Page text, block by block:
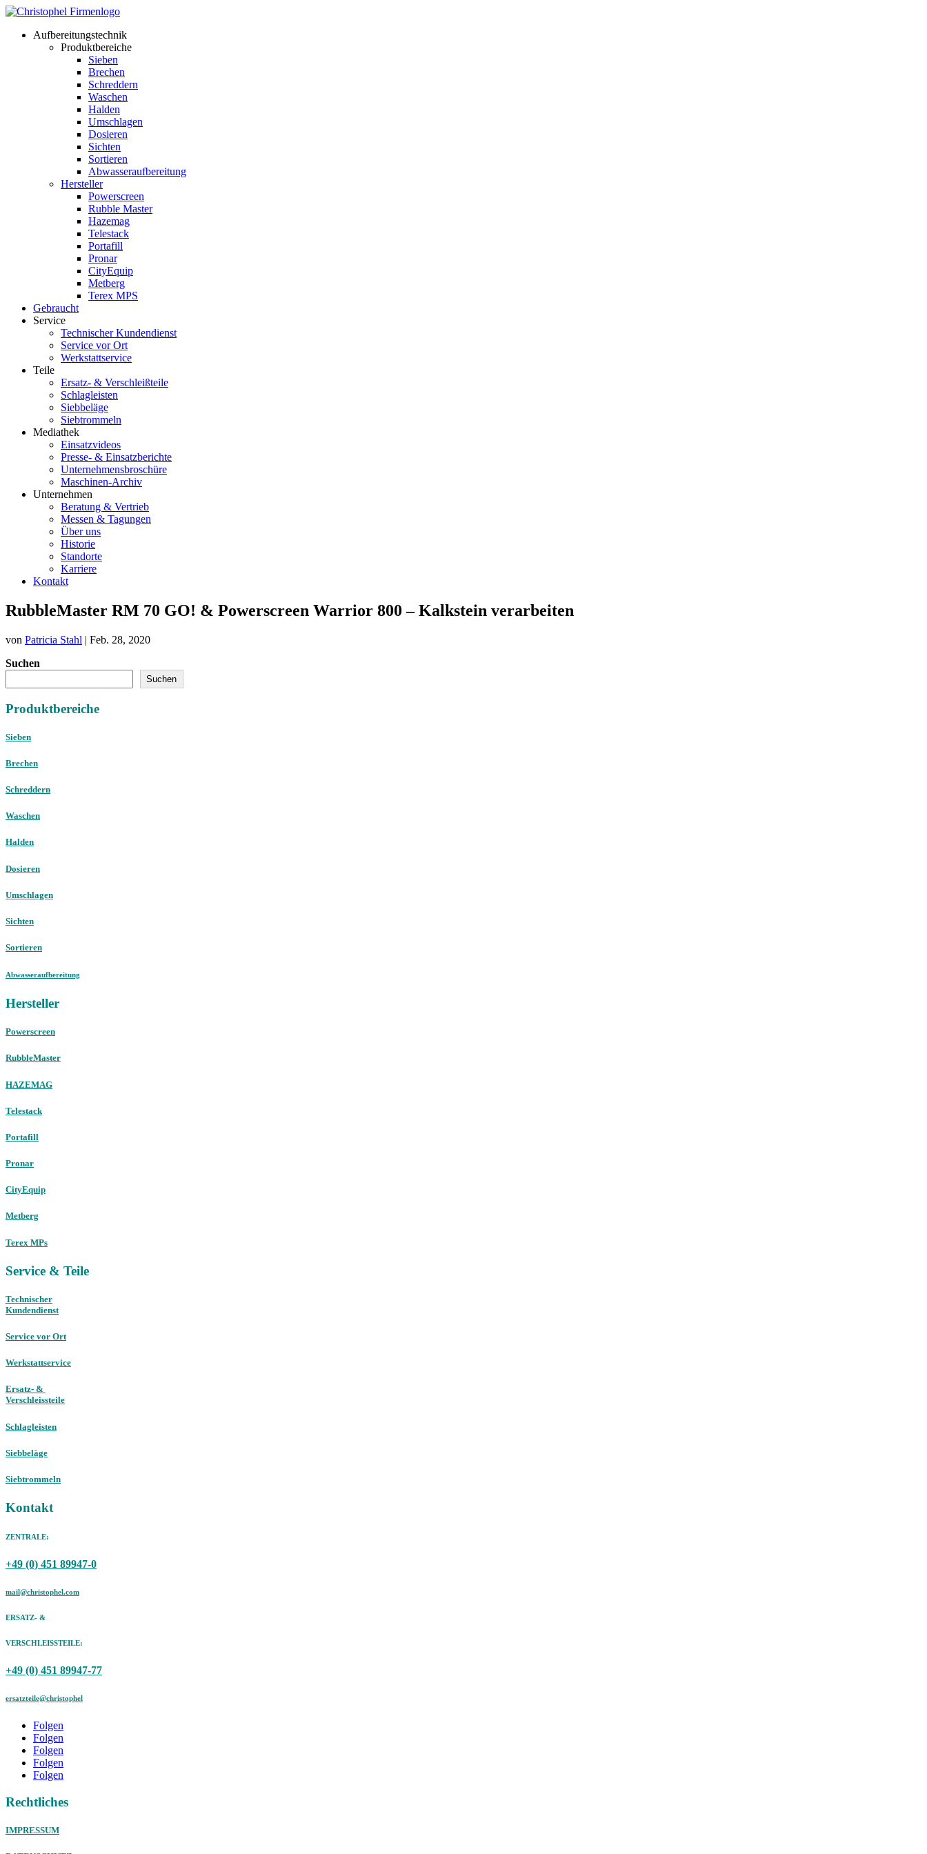
Aufbereitungstechnik
Produktbereiche
Sieben
Brechen
Schreddern
Waschen
Halden
Umschlagen
Dosieren
Sichten
Sortieren
Abwasseraufbereitung
Hersteller
Powerscreen
Rubble Master
Hazemag
Telestack
Portafill
Pronar
CityEquip
Metberg
Terex MPS
Gebraucht
Service
Technischer Kundendienst
Service vor Ort
Werkstattservice
Teile
Ersatz- & Verschleißteile
Schlagleisten
Siebbeläge
Siebtrommeln
Mediathek
Einsatzvideos
Presse- & Einsatzberichte
Unternehmensbroschüre
Maschinen-Archiv
Unternehmen
Beratung & Vertrieb
Messen & Tagungen
Über uns
Historie
Standorte
Karriere
Kontakt
RubbleMaster RM 70 GO! & Powerscreen Warrior 800 – Kalkstein verarbeiten
von Patricia Stahl | Feb. 28, 2020
Suchen
Suchen
Produktbereiche
Sieben
Brechen
Schreddern
Waschen
Halden
Dosieren
Umschlagen
Sichten
Sortieren
Abwasseraufbereitung
Hersteller
Powerscreen
RubbleMaster
HAZEMAG
Telestack
Portafill
Pronar
CityEquip
Metberg
Terex MPs
Service & Teile
Technischer
Kundendienst
Service vor Ort
Werkstattservice
Ersatz- &
Verschleissteile
Schlagleisten
Siebbeläge
Siebtrommeln
Kontakt
ZENTRALE:
+49 (0) 451 89947-0
mail@christophel.com
ERSATZ- &
VERSCHLEISSTEILE:
+49 (0) 451 89947-77
ersatzteile@christophel
Folgen
Folgen
Folgen
Folgen
Folgen
Rechtliches
IMPRESSUM